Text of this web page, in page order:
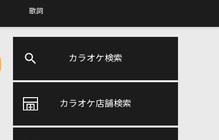
歌詞
カラオケ検索
カラオケ店舗検索